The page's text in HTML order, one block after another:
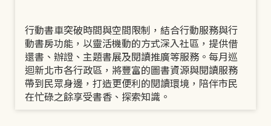
行動書車突破時間與空間限制，結合行動服務與行
動書房功能，以靈活機動的方式深入社區，提供借
還書、辦證、主題書展及閱讀推廣等服務。每月巡
迴新北市各行政區，將豐富的圖書資源與閱讀服務
帶到民眾身邊，打造更便利的閱讀環境，陪伴市民
在忙碌之餘享受書香、探索知識。